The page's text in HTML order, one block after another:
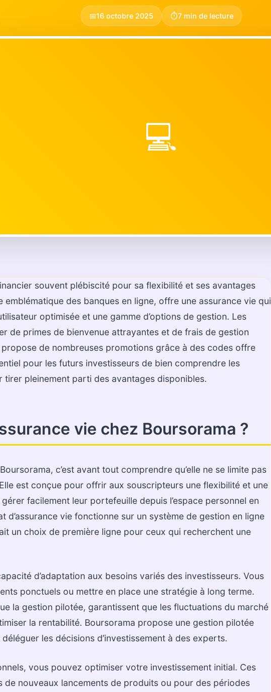
📅16 octobre 2025 ⏱️7 min de lecture
💻
souvent plébiscité pour sa flexibilité et ses avantages
des banques en ligne, offre une assurance vie qui
optimisée et une gamme d’options de gestion. Les
de primes de bienvenue attrayantes et de frais de gestion
de nombreuses promotions grâce à des codes offre
pour les futurs investisseurs de bien comprendre les
tirer pleinement parti des avantages disponibles.
vie chez Boursorama ?
c’est avant tout comprendre qu’elle ne se limite pas
est conçue pour offrir aux souscripteurs une flexibilité et une
facilement leur portefeuille depuis l’espace personnel en
d’assurance vie fonctionne sur un système de gestion en ligne
un choix de première ligne pour ceux qui recherchent une
d’adaptation aux besoins variés des investisseurs. Vous
ponctuels ou mettre en place une stratégie à long terme.
la gestion pilotée, garantissent que les fluctuations du marché
la rentabilité. Boursorama propose une gestion pilotée
les décisions d’investissement à des experts.
vous pouvez optimiser votre investissement initial. Ces
de nouveaux lancements de produits ou pour des périodes